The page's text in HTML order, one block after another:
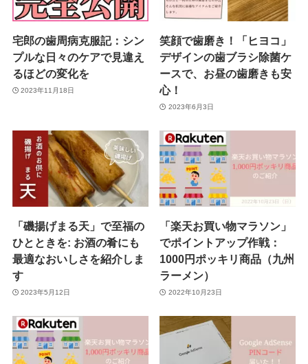
宅郎の歯周病克服記：シン
プルな日々のケアで見違え
るほどの変化を
2023年11月18日
笑顔で歯磨き！「ヒヨコ」
デザインの歯ブラシ除菌ケ
ースで、お昼の歯磨きも安
心！
2023年6月3日
「磯揚げまる天」で至福の
ひとときを: お酒の肴にも
最適なおいしさを紹介しま
す
2023年5月12日
「楽天お買い物マラソン」
でポイントアップ作戦：
1000円ポッキリ商品（九州
ラーメン）
2022年10月23日